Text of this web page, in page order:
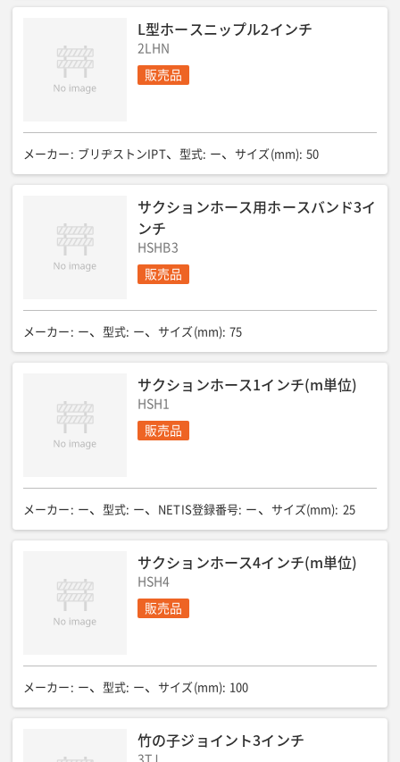
L型ホースニップル2インチ
2LHN
販売品
メーカー : ブリヂストンIPT 型式: ー サイズ(mm): 50
サクションホース用ホースバンド3イ
ンチ
HSHB3
販売品
メーカー : ー 型式: ー サイズ(mm): 75
サクションホース1インチ(m単位)
HSH1
販売品
メーカー : ー 型式: ー NETIS登録番号: ー サイズ(mm): 25
サクションホース4インチ(m単位)
HSH4
販売品
メーカー : ー 型式: ー サイズ(mm): 100
竹の子ジョイント3インチ
3TJ